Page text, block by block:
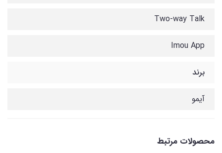
Two-way Talk
Imou App
برند
آیمو
محصولات مرتبط